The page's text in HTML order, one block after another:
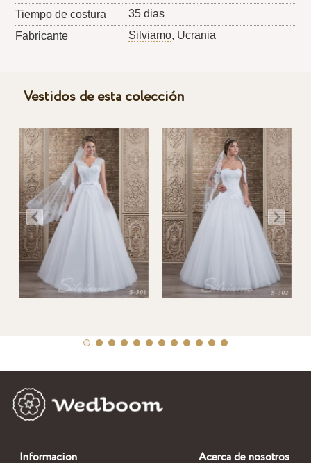
Tiempo de costura
35 dias
Fabricante
Silviamo, Ucrania
Vestidos de esta colección
Informacion Acerca de nosotros